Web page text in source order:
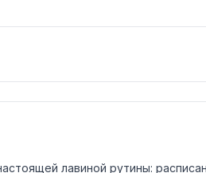
лавиной рутины: